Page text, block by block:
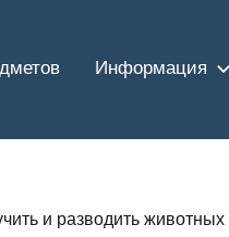
Информация
и разводить